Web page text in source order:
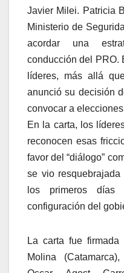
Javier Milei. Patricia
Ministerio de
acordar una
conducción del PRO.
líderes, más allá
anunció su decisión
convocar a
En la carta, los
reconocen esas
favor del “diálogo”
se vio
los primeros días
configuración del
La carta fue
Molina